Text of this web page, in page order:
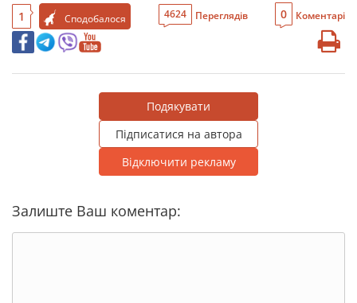
1 Сподобалося 4624 Переглядів 0 Коментарі
Подякувати
Підписатися на автора
Відключити рекламу
Залиште Ваш коментар: